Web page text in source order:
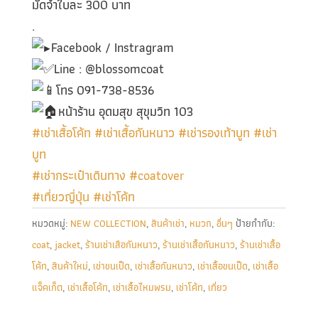
มัดจำใบละ 300 บาท
.
Facebook / Instragram
Line : @blossomcoat
โทร 091-738-8536
หน้าร้าน อุดมสุข สุขุมวิท 103
#เช่าเสื้อโค้ท #เช่าเสื้อกันหนาว #เช่ารองเท้าบูท #เช่า
บูท
#เช่ากระเป๋าเดินทาง #coatover
#เที่ยวญี่ปุ่น #เช่าโค้ท
หมวดหมู่: NEW COLLECTION,สินค้าเช่า, หมวก,อื่นๆ ป้ายกำกับ:
coat, jacket,ร้านเช่าเสือกันหนาว,ร้านเช่าเสื้อกันหนาว,ร้านเช่าเสื้อ
โค้ท,สินค้าใหม่, เช่าขนเป็ด, เช่าเสื้อกันหนาว, เช่าเสื้อขนเป็ด, เช่าเสื้อ
แจ็คเก็ต, เช่าเสื้อโค้ท, เช่าเสื้อไหมพรม, เช่าโค้ท, เที่ยว